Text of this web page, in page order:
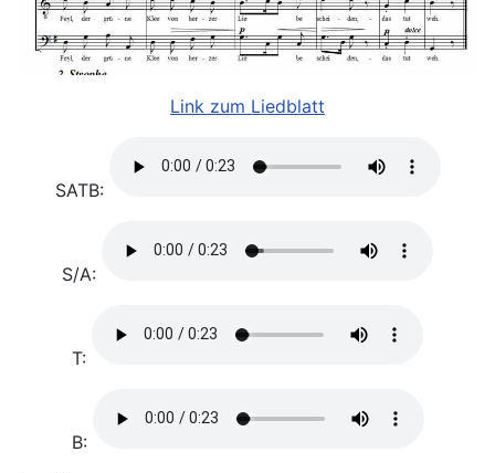
Link zum Liedblatt
SATB:
S/A:
T:
B: